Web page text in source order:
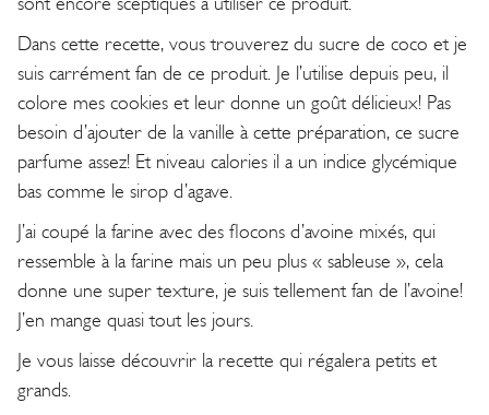
Dans cette recette, vous trouverez du sucre de coco et je
suis carrément fan de ce produit. Je l’utilise depuis peu, il
colore mes cookies et leur donne un goût délicieux! Pas
besoin d’ajouter de la vanille à cette préparation, ce sucre
parfume assez! Et niveau calories il a un indice glycémique
bas comme le sirop d’agave.
J’ai coupé la farine avec des flocons d’avoine mixés, qui
ressemble à la farine mais un peu plus « sableuse », cela
donne une super texture, je suis tellement fan de l’avoine!
J’en mange quasi tout les jours.
Je vous laisse découvrir la recette qui régalera petits et
grands.